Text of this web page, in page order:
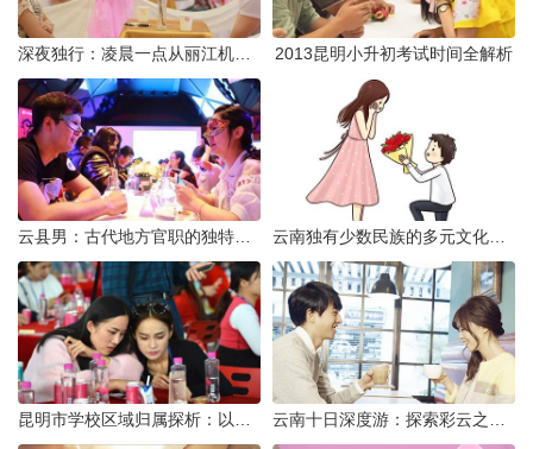
2013昆明小升初考试时间全解析